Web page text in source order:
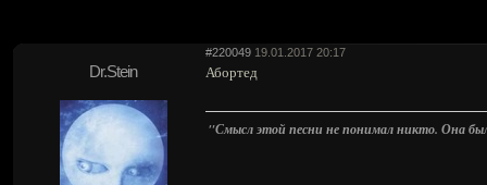
#220049 19.01.2017 20:17
Dr.Stein Абортед
"Смысл этой песни не понимал никто. Она была